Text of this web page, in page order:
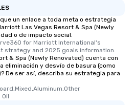
un enlace a toda meta o estrategia
Las Vegas Resort & Spa (Newly
o de impacto social.
for Marriott International's
strategy and 2025 goals information.
& Spa (Newly Renovated) cuenta con
eliminación y desvío de basura (como
De ser así, describa su estrategia para